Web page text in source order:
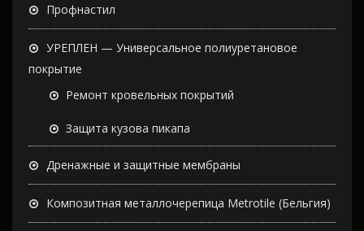
Профнастил
УРЕПЛЕН — Универсальное полиуретановое
покрытие
Ремонт кровельных покрытий
Защита кузова пикапа
Дренажные и защитные мембраны
Композитная металлочерепица Metrotile (Бельгия)